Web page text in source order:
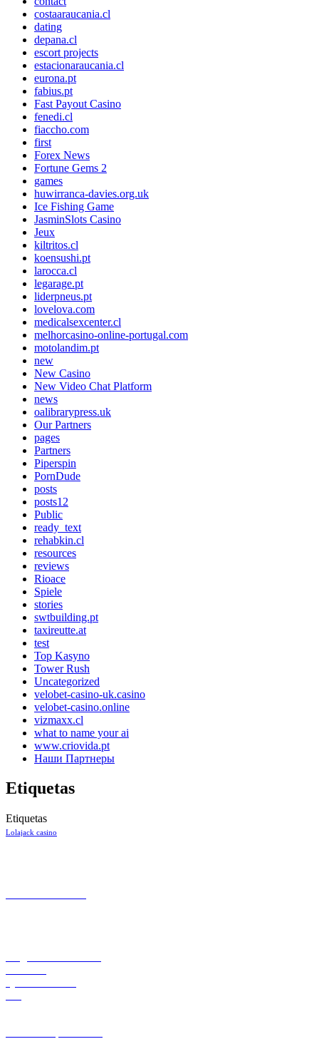
costaaraucania.cl
dating
depana.cl
escort projects
estacionaraucania.cl
eurona.pt
fabius.pt
Fast Payout Casino
fenedi.cl
fiaccho.com
first
Forex News
Fortune Gems 2
games
huwirranca-davies.org.uk
Ice Fishing Game
JasminSlots Casino
Jeux
kiltritos.cl
koensushi.pt
larocca.cl
legarage.pt
liderpneus.pt
lovelova.com
medicalsexcenter.cl
melhorcasino-online-portugal.com
motolandim.pt
new
New Casino
New Video Chat Platform
news
oalibrarypress.uk
Our Partners
pages
Partners
Piperspin
PornDude
posts
posts12
Public
ready_text
rehabkin.cl
resources
reviews
Rioace
Spiele
stories
swtbuilding.pt
taxireutte.at
test
Top Kasyno
Tower Rush
Uncategorized
velobet-casino-uk.casino
velobet-casino.online
vizmaxx.cl
what to name your ai
www.criovida.pt
Наши Партнеры
Etiquetas
Etiquetas
Lolajack casino